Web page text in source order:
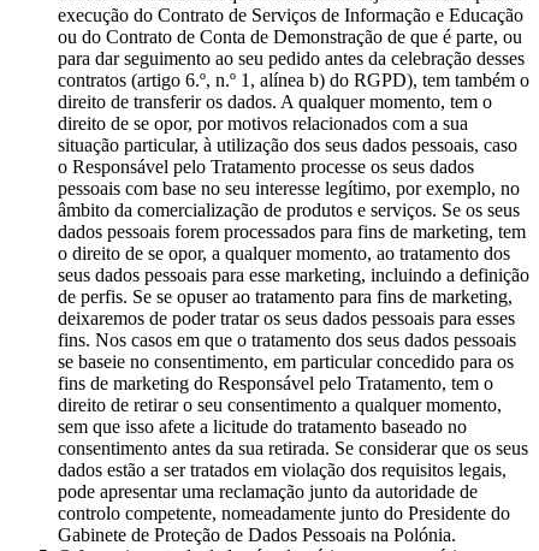
execução do Contrato de Serviços de Informação e Educação
ou do Contrato de Conta de Demonstração de que é parte, ou
para dar seguimento ao seu pedido antes da celebração desses
contratos (artigo 6.º, n.º 1, alínea b) do RGPD), tem também o
direito de transferir os dados. A qualquer momento, tem o
direito de se opor, por motivos relacionados com a sua
situação particular, à utilização dos seus dados pessoais, caso
o Responsável pelo Tratamento processe os seus dados
pessoais com base no seu interesse legítimo, por exemplo, no
âmbito da comercialização de produtos e serviços. Se os seus
dados pessoais forem processados para fins de marketing, tem
o direito de se opor, a qualquer momento, ao tratamento dos
seus dados pessoais para esse marketing, incluindo a definição
de perfis. Se se opuser ao tratamento para fins de marketing,
deixaremos de poder tratar os seus dados pessoais para esses
fins. Nos casos em que o tratamento dos seus dados pessoais
se baseie no consentimento, em particular concedido para os
fins de marketing do Responsável pelo Tratamento, tem o
direito de retirar o seu consentimento a qualquer momento,
sem que isso afete a licitude do tratamento baseado no
consentimento antes da sua retirada. Se considerar que os seus
dados estão a ser tratados em violação dos requisitos legais,
pode apresentar uma reclamação junto da autoridade de
controlo competente, nomeadamente junto do Presidente do
Gabinete de Proteção de Dados Pessoais na Polónia.